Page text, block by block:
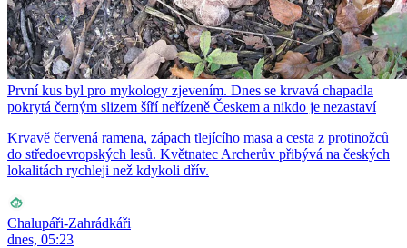
První kus byl pro mykology zjevením. Dnes se krvavá chapadla
pokrytá černým slizem šíří neřízeně Českem a nikdo je nezastaví
Krvavě červená ramena, zápach tlejícího masa a cesta z protinožců
do středoevropských lesů. Květnatec Archerův přibývá na českých
lokalitách rychleji než kdykoli dřív.
Chalupáři-Zahrádkáři
dnes, 05:23